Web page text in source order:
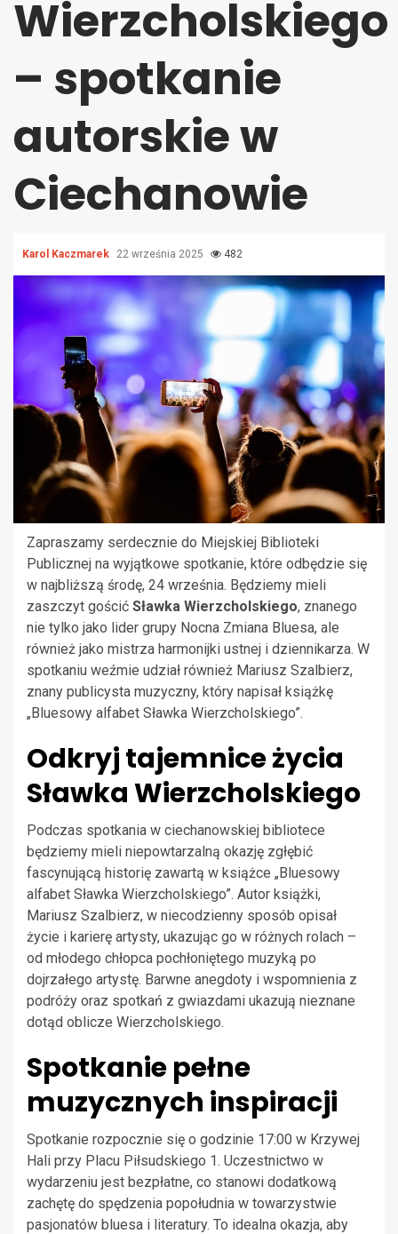
Wierzcholskiego
– spotkanie
autorskie w
Ciechanowie
Karol Kaczmarek 22 września 2025 482
Zapraszamy serdecznie do Miejskiej Biblioteki
Publicznej na wyjątkowe spotkanie, które odbędzie się
w najbliższą środę, 24 września. Będziemy mieli
zaszczyt gościć Sławka Wierzcholskiego, znanego
nie tylko jako lider grupy Nocna Zmiana Bluesa, ale
również jako mistrza harmonijki ustnej i dziennikarza. W
spotkaniu weźmie udział również Mariusz Szalbierz,
znany publicysta muzyczny, który napisał książkę
„Bluesowy alfabet Sławka Wierzcholskiego”.
Odkryj tajemnice życia
Sławka Wierzcholskiego
Podczas spotkania w ciechanowskiej bibliotece
będziemy mieli niepowtarzalną okazję zgłębić
fascynującą historię zawartą w książce „Bluesowy
alfabet Sławka Wierzcholskiego”. Autor książki,
Mariusz Szalbierz, w niecodzienny sposób opisał
życie i karierę artysty, ukazując go w różnych rolach –
od młodego chłopca pochłoniętego muzyką po
dojrzałego artystę. Barwne anegdoty i wspomnienia z
podróży oraz spotkań z gwiazdami ukazują nieznane
dotąd oblicze Wierzcholskiego.
Spotkanie pełne
muzycznych inspiracji
Spotkanie rozpocznie się o godzinie 17:00 w Krzywej
Hali przy Placu Piłsudskiego 1. Uczestnictwo w
wydarzeniu jest bezpłatne, co stanowi dodatkową
zachętę do spędzenia popołudnia w towarzystwie
pasjonatów bluesa i literatury. To idealna okazja, aby